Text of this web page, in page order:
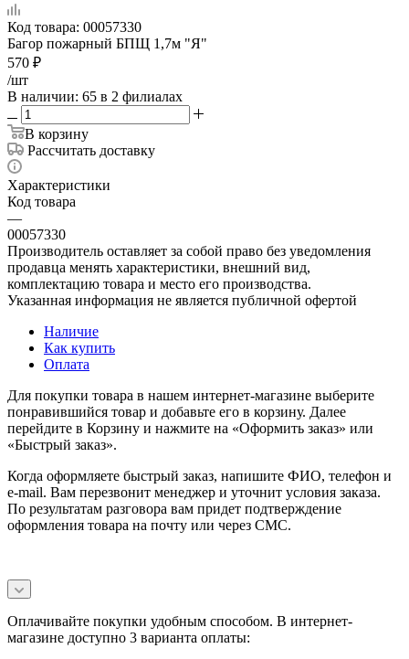
Код товара: 00057330
Багор пожарный БПЩ 1,7м "Я"
570 ₽
/шт
В наличии: 65 в 2 филиалах
В корзину
Рассчитать доставку
Характеристики
Код товара
—
00057330
Производитель оставляет за собой право без уведомления
продавца менять характеристики, внешний вид,
комплектацию товара и место его производства.
Указанная информация не является публичной офертой
Наличие
Как купить
Оплата
Для покупки товара в нашем интернет-магазине выберите
понравившийся товар и добавьте его в корзину. Далее
перейдите в Корзину и нажмите на «Оформить заказ» или
«Быстрый заказ».
Когда оформляете быстрый заказ, напишите ФИО, телефон и
e-mail. Вам перезвонит менеджер и уточнит условия заказа.
По результатам разговора вам придет подтверждение
оформления товара на почту или через СМС.
Оплачивайте покупки удобным способом. В интернет-
магазине доступно 3 варианта оплаты: